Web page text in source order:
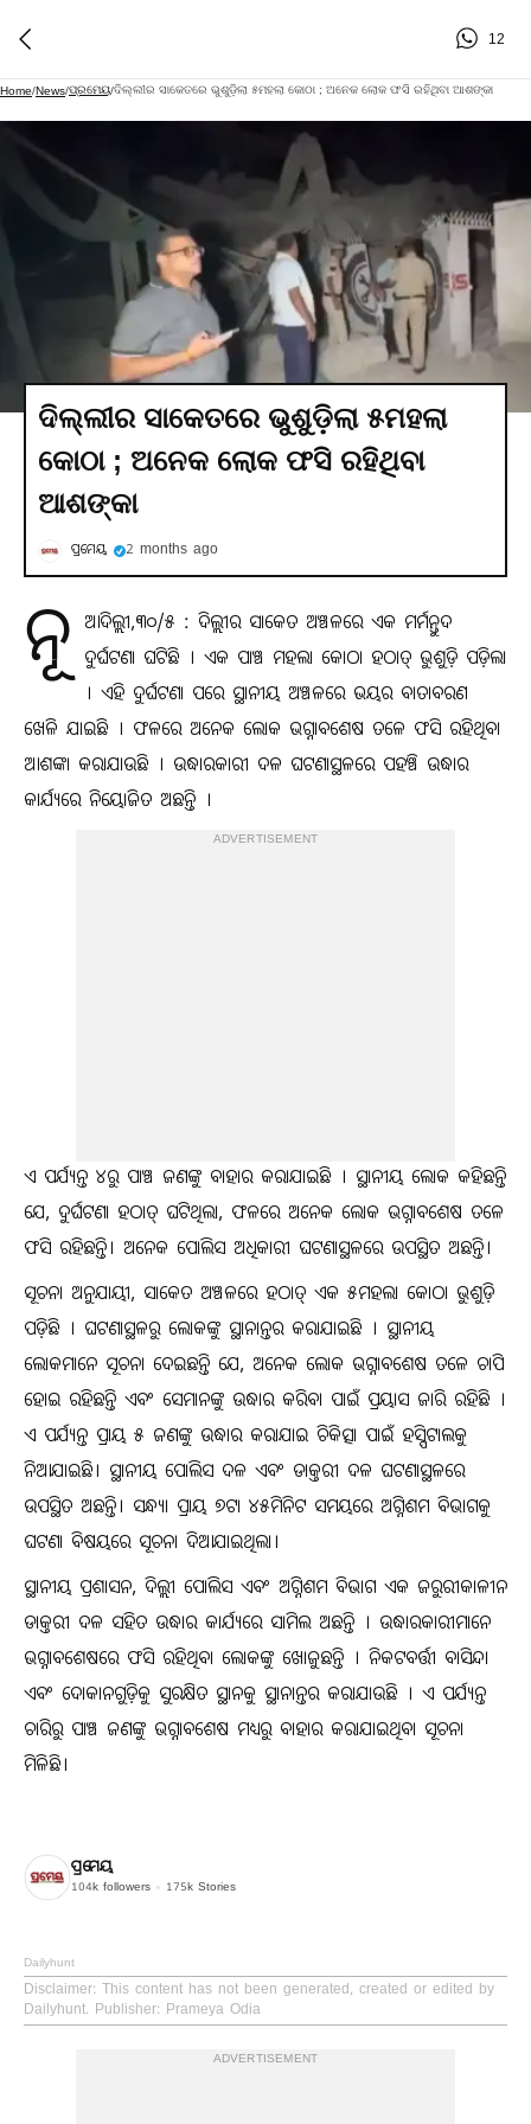
12
Home/News/ପ୍ରମେୟ/ଦିଲ୍ଲୀର ସାକେତରେ ଭୁଶୁଡ଼ିଲା ୫ମହଲା କୋଠା ; ଅନେକ ଲୋକ ଫସି ରହିଥିବା ଆଶଙ୍କା
ଦିଲ୍ଲୀର ସାକେତରେ ଭୁଶୁଡ଼ିଲା ୫ମହଲା
କୋଠା ; ଅନେକ ଲୋକ ଫସି ରହିଥିବା
ଆଶଙ୍କା
ପ୍ରମେୟ 2 months ago
ନୂ ଆଦିଲ୍ଲୀ,୩୦/୫ : ଦିଲ୍ଲୀର ସାକେତ ଅଞ୍ଚଳରେ ଏକ ମର୍ମନ୍ତୁଦ
ଦୁର୍ଘଟଣା ଘଟିଛି । ଏକ ପାଞ୍ଚ ମହଲା କୋଠା ହଠାତ୍ ଭୁଶୁଡ଼ି ପଡ଼ିଲା
। ଏହି ଦୁର୍ଘଟଣା ପରେ ସ୍ଥାନୀୟ ଅଞ୍ଚଳରେ ଭୟର ବାତାବରଣ
ଖେଳି ଯାଇଛି । ଫଳରେ ଅନେକ ଲୋକ ଭଗ୍ନାବଶେଷ ତଳେ ଫସି ରହିଥିବା
ଆଶଙ୍କା କରାଯାଉଛି । ଉଦ୍ଧାରକାରୀ ଦଳ ଘଟଣାସ୍ଥଳରେ ପହଞ୍ଚି ଉଦ୍ଧାର
କାର୍ଯ୍ୟରେ ନିୟୋଜିତ ଅଛନ୍ତି ।
ADVERTISEMENT
ଏ ପର୍ଯ୍ୟନ୍ତ ୪ରୁ ପାଞ୍ଚ ଜଣଙ୍କୁ ବାହାର କରାଯାଇଛି । ସ୍ଥାନୀୟ ଲୋକ କହିଛନ୍ତି
ଯେ, ଦୁର୍ଘଟଣା ହଠାତ୍ ଘଟିଥିଲା, ଫଳରେ ଅନେକ ଲୋକ ଭଗ୍ନାବଶେଷ ତଳେ
ଫସି ରହିଛନ୍ତି। ଅନେକ ପୋଲିସ ଅଧିକାରୀ ଘଟଣାସ୍ଥଳରେ ଉପସ୍ଥିତ ଅଛନ୍ତି।
ସୂଚନା ଅନୁଯାୟୀ, ସାକେତ ଅଞ୍ଚଳରେ ହଠାତ୍ ଏକ ୫ମହଲା କୋଠା ଭୁଶୁଡ଼ି
ପଡ଼ିଛି । ଘଟଣାସ୍ଥଳରୁ ଲୋକଙ୍କୁ ସ୍ଥାନାନ୍ତର କରାଯାଇଛି । ସ୍ଥାନୀୟ
ଲୋକମାନେ ସୂଚନା ଦେଇଛନ୍ତି ଯେ, ଅନେକ ଲୋକ ଭଗ୍ନାବଶେଷ ତଳେ ଚାପି
ହୋଇ ରହିଛନ୍ତି ଏବଂ ସେମାନଙ୍କୁ ଉଦ୍ଧାର କରିବା ପାଇଁ ପ୍ରୟାସ ଜାରି ରହିଛି ।
ଏ ପର୍ଯ୍ୟନ୍ତ ପ୍ରାୟ ୫ ଜଣଙ୍କୁ ଉଦ୍ଧାର କରାଯାଇ ଚିକିତ୍ସା ପାଇଁ ହସ୍ପିଟାଲକୁ
ନିଆଯାଇଛି। ସ୍ଥାନୀୟ ପୋଲିସ ଦଳ ଏବଂ ଡାକ୍ତରୀ ଦଳ ଘଟଣାସ୍ଥଳରେ
ଉପସ୍ଥିତ ଅଛନ୍ତି। ସନ୍ଧ୍ୟା ପ୍ରାୟ ୭ଟା ୪୫ମିନିଟ ସମୟରେ ଅଗ୍ନିଶମ ବିଭାଗକୁ
ଘଟଣା ବିଷୟରେ ସୂଚନା ଦିଆଯାଇଥିଲା।
ସ୍ଥାନୀୟ ପ୍ରଶାସନ, ଦିଲ୍ଲୀ ପୋଲିସ ଏବଂ ଅଗ୍ନିଶମ ବିଭାଗ ଏକ ଜରୁରୀକାଳୀନ
ଡାକ୍ତରୀ ଦଳ ସହିତ ଉଦ୍ଧାର କାର୍ଯ୍ୟରେ ସାମିଲ ଅଛନ୍ତି । ଉଦ୍ଧାରକାରୀମାନେ
ଭଗ୍ନାବଶେଷରେ ଫସି ରହିଥିବା ଲୋକଙ୍କୁ ଖୋଜୁଛନ୍ତି । ନିକଟବର୍ତ୍ତୀ ବାସିନ୍ଦା
ଏବଂ ଦୋକାନଗୁଡ଼ିକୁ ସୁରକ୍ଷିତ ସ୍ଥାନକୁ ସ୍ଥାନାନ୍ତର କରାଯାଉଛି । ଏ ପର୍ଯ୍ୟନ୍ତ
ଚାରିରୁ ପାଞ୍ଚ ଜଣଙ୍କୁ ଭଗ୍ନାବଶେଷ ମଧ୍ୟରୁ ବାହାର କରାଯାଇଥିବା ସୂଚନା
ମିଳିଛି।
ପ୍ରମେୟ
104k followers 175k Stories
Dailyhunt
Disclaimer: This content has not been generated, created or edited by
Dailyhunt. Publisher: Prameya Odia
ADVERTISEMENT